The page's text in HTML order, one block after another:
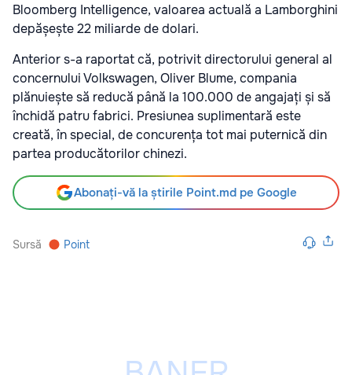
Bloomberg Intelligence, valoarea actuală a Lamborghini
depășește 22 miliarde de dolari.
Anterior s-a raportat că, potrivit directorului general al
concernului Volkswagen, Oliver Blume, compania
plănuiește să reducă până la 100.000 de angajați și să
închidă patru fabrici. Presiunea suplimentară este
creată, în special, de concurența tot mai puternică din
partea producătorilor chinezi.
Abonați-vă la știrile Point.md pe Google
Sursă Point